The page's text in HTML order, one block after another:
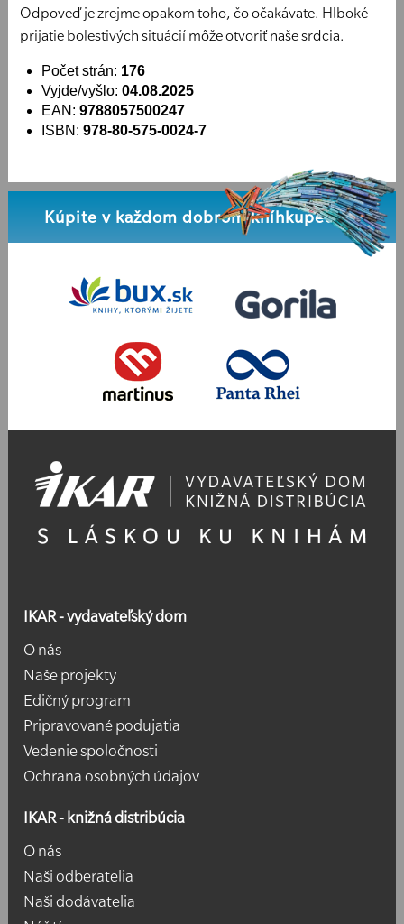
Odpoveď je zrejme opakom toho, čo očakávate. Hlboké
prijatie bolestivých situácií môže otvoriť naše srdcia.
Počet strán: 176
Vyjde/vyšlo: 04.08.2025
EAN: 9788057500247
ISBN: 978-80-575-0024-7
Kúpite v každom dobrom kníhkupectve
IKAR - vydavateľský dom
O nás
Naše projekty
Edičný program
Pripravované podujatia
Vedenie spoločnosti
Ochrana osobných údajov
IKAR - knižná distribúcia
O nás
Naši odberatelia
Naši dodávatelia